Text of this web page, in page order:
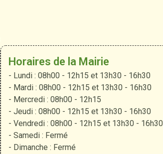
Horaires de la Mairie
- Lundi : 08h00 - 12h15 et 13h30 - 16h30
- Mardi : 08h00 - 12h15 et 13h30 - 16h30
- Mercredi : 08h00 - 12h15
- Jeudi : 08h00 - 12h15 et 13h30 - 16h30
- Vendredi : 08h00 - 12h15 et 13h30 - 16h30
- Samedi : Fermé
- Dimanche : Fermé